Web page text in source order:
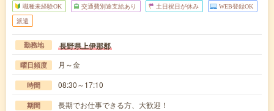
職種未経験OK 交通費別途支給あり 土日祝日が休み WEB登録OK
派遣
勤務地 長野県上伊那郡
曜日頻度 月～金
時間 08:30～17:10
期間 長期でお仕事できる方、大歓迎！